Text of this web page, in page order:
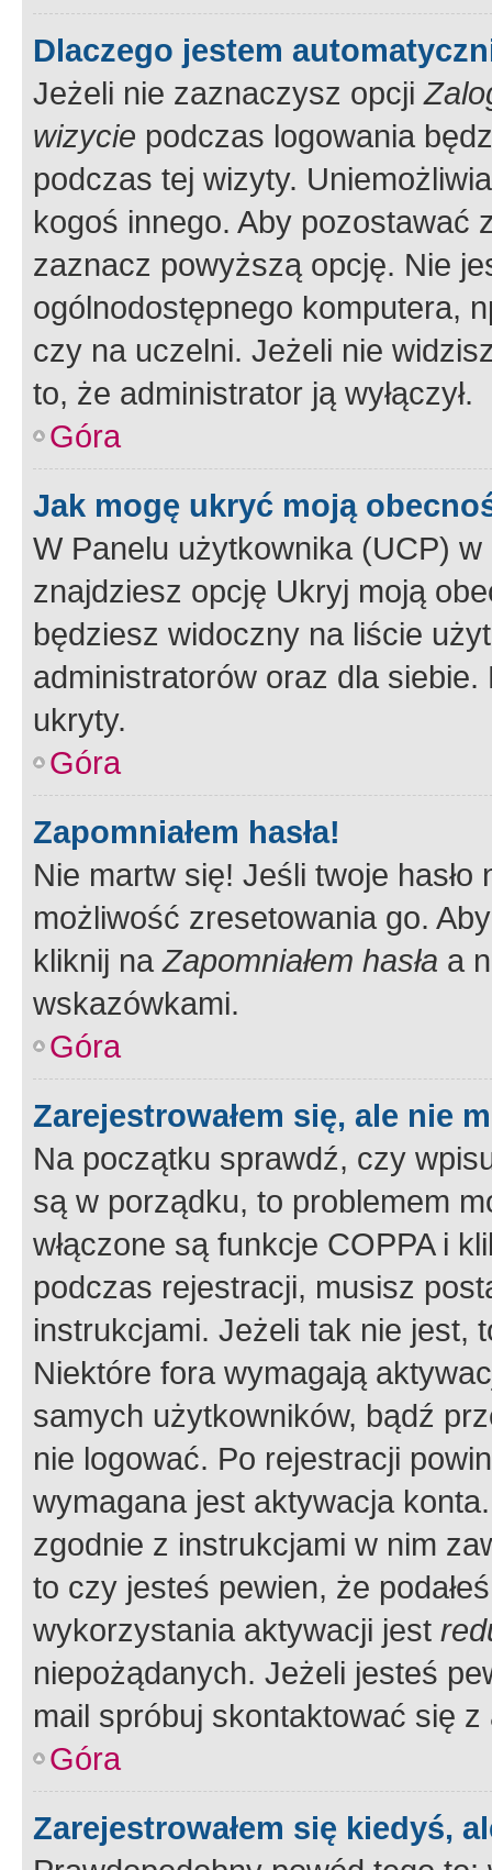
Dlaczego jestem
Jeżeli nie zaznaczysz opcji
wizycie podczas logowania
podczas tej wizyty.
kogoś innego. Aby pozostawać
zaznacz powyższą opcję. Nie
ogólnodostępnego komputera,
czy na uczelni. Jeżeli nie
to, że administrator ją wyłączył.
Góra
Jak mogę ukryć moją
W Panelu użytkownika (UCP) w
znajdziesz opcję Ukryj moją
będziesz widoczny na liście
administratorów oraz dla
ukryty.
Góra
Zapomniałem hasła!
Nie martw się! Jeśli twoje
możliwość zresetowania go.
kliknij naZapomniałem hasła a
wskazówkami.
Góra
Zarejestrowałem się, ale nie
Na początku sprawdź, czy
są w porządku, to problemem
włączone są funkcje COPPA i
podczas rejestracji, musisz
instrukcjami. Jeżeli tak nie jest,
Niektóre fora wymagają
samych użytkowników, bądź
nie logować. Po rejestracji
wymagana jest aktywacja
zgodnie z instrukcjami w nim
to czy jesteś pewien, że
wykorzystania aktywacji jest
niepożądanych. Jeżeli jesteś
mail spróbuj skontaktować się
Góra
Zarejestrowałem się kiedyś,